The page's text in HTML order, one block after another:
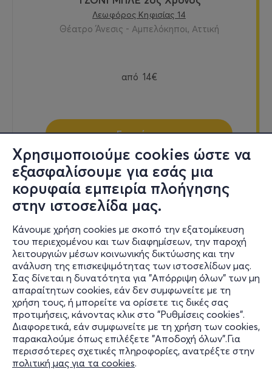
Χρησιμοποιούμε cookies ώστε να
εξασφαλίσουμε για εσάς μια
κορυφαία εμπειρία πλοήγησης
στην ιστοσελίδα μας.
Κάνουμε χρήση cookies με σκοπό την εξατομίκευση
του περιεχομένου και των διαφημίσεων, την παροχή
λειτουργιών μέσων κοινωνικής δικτύωσης και την
ανάλυση της επισκεψιμότητας των ιστοσελίδων μας.
Σας δίνεται η δυνατότητα για "Απόρριψη όλων" των μη
απαραίτητων cookies, εάν δεν συμφωνείτε με τη
χρήση τους, ή μπορείτε να ορίσετε τις δικές σας
προτιμήσεις, κάνοντας κλικ στο "Ρυθμίσεις cookies".
Διαφορετικά, εάν συμφωνείτε με τη χρήση των cookies,
παρακαλούμε όπως επιλέξετε "Αποδοχή όλων".Για
περισσότερες σχετικές πληροφορίες, ανατρέξτε στην
πολιτική μας για τα cookies.
Λεωφόρος Κηφισίας 14
Θέατρο Άνεσις - Αμπελόκηποι, Αττική
από 14€
Εισιτήρια
Κυρ, 1/11
18:15
ΤΖΟΝΙ ΜΠΛΕ 2ος Χρόνος
Λεωφόρος Κηφισίας 14
Θέατρο Άνεσις - Αμπελόκηποι, Αττική
από 16€